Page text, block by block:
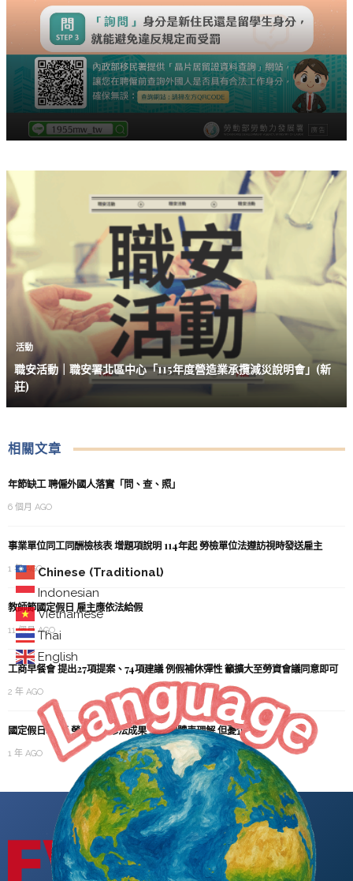
Chinese (Traditional)
Indonesian
Vietnamese
Thai
English
活動
職安活動｜職安署北區中心「115年度營造業承攬減災說明會」(新
莊)
相關文章
年節缺工 聘僱外國人落實「問、查、照」
6 個月 AGO
事業單位同工同酬檢核表 增題項說明 114年起 勞檢單位法遵訪視時發送雇主
1 年 AGO
教師節國定假日 雇主應依法給假
11 個月 AGO
工商早餐會 提出27項提案、74項建議 例假補休彈性 籲擴大至勞資會議同意即可
2 年 AGO
國定假日增5天 勞團肯定修法成果 工商團體表理解 但憂企業成本與彈性
1 年 AGO